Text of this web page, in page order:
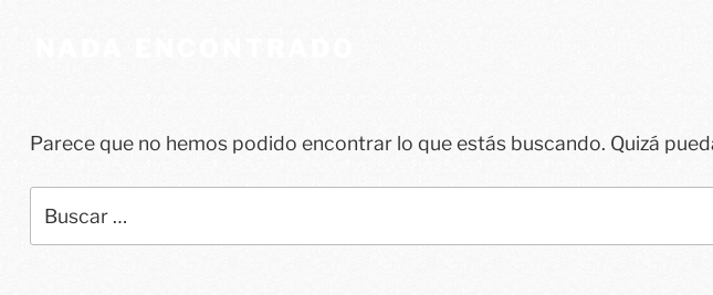
Parece que no hemos podido encontrar lo que estás buscando. Quizá
por: